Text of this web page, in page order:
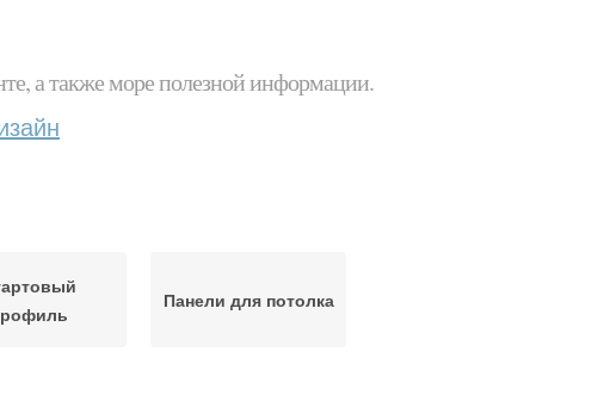
а также море полезной информации.
Панели для потолка